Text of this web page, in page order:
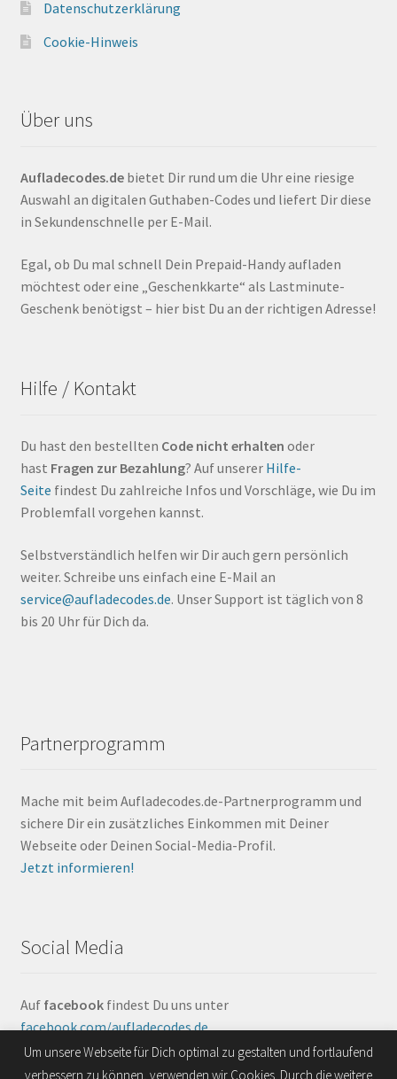
Datenschutzerklärung
Cookie-Hinweis
Über uns
Aufladecodes.debietet Dir rund um die Uhr eine riesige
Auswahl an digitalen Guthaben-Codes und liefert Dir diese
in Sekundenschnelle per E-Mail.
Egal, ob Du mal schnell Dein Prepaid-Handy aufladen
möchtest oder eine „Geschenkkarte“ als Lastminute-
Geschenk benötigst – hier bist Du an der richtigen Adresse!
Hilfe / Kontakt
Du hast den bestellten Code nicht erhalten oder
hast Fragen zur Bezahlung? Auf unserer Hilfe-
Seite findest Du zahlreiche Infos und Vorschläge, wie Du im
Problemfall vorgehen kannst.
Selbstverständlich helfen wir Dir auch gern persönlich
weiter. Schreibe uns einfach eine E-Mail an
service@aufladecodes.de. Unser Support ist täglich von 8
bis 20 Uhr für Dich da.
Partnerprogramm
Mache mit beim Aufladecodes.de-Partnerprogramm und
sichere Dir ein zusätzliches Einkommen mit Deiner
Webseite oder Deinen Social-Media-Profil.
Jetzt informieren!
Social Media
Auf facebookfindest Du uns unter
facebook.com/aufladecodes.de.
Um unsere Webseite für Dich optimal zu gestalten und fortlaufend
verbessern zu können, verwenden wir Cookies. Durch die weitere